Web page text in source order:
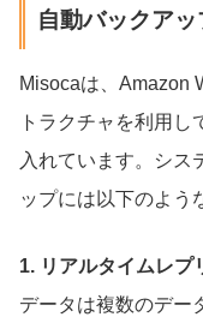
自動バックア
Misocaは、Amazon
トラクチャを利用
入れています。シス
ップには以下のよう
1. リアルタイムレプ
データは複数のデー